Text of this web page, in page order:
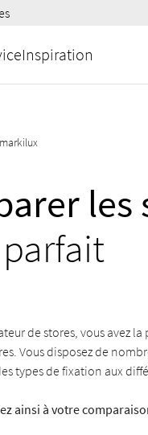
Inspiration
les
de stores, vous avez
Vous disposez de
types de fixation aux
ainsi à votre